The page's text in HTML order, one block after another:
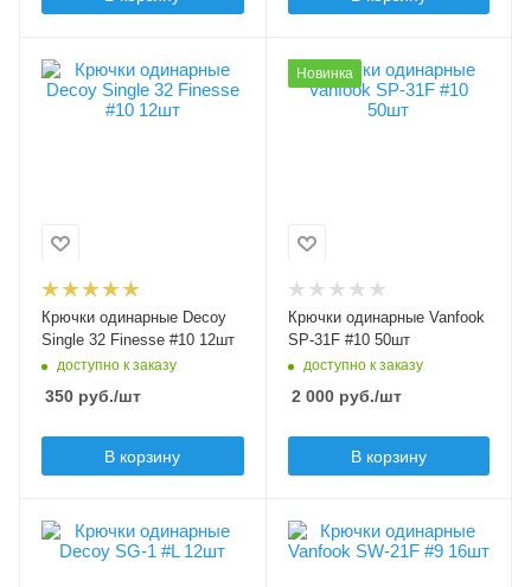
с бородкой
Модель крючков
Decoy Single 32
12
черный
Бородка
с бородкой
Крючки одинарные Decoy
Single 32 Finesse #10 12шт
доступно к заказу
350 руб./шт
В корзину
Новинка
Модель крючков
Vanfook SP-31F
Цвет крючка
Бородка
безбородые
Крючки одинарные Vanfook
SP-31F #10 50шт
доступно к заказу
2 000руб./шт
В корзину
Модель крючков
Decoy SG-1
Модель крючков
Vanfook SW-21F